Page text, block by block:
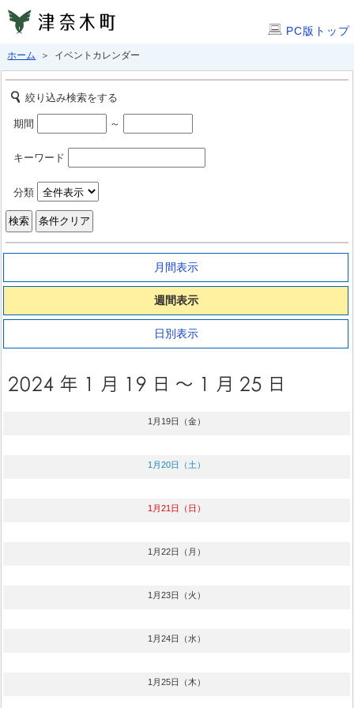
PC版トップ
ホーム ＞ イベントカレンダー
絞り込み検索をする
期間 ～
キーワード
分類
月間表示
週間表示
日別表示
1月19日（金）
1月20日（土）
1月21日（日）
1月22日（月）
1月23日（火）
1月24日（水）
1月25日（木）